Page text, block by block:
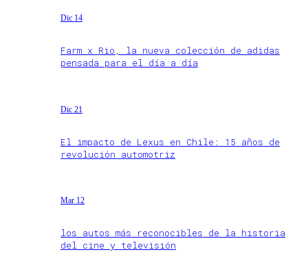
Dic 14
Farm x Rio, la nueva colección de adidas
pensada para el día a día
Dic 21
El impacto de Lexus en Chile: 15 años de
revolución automotriz
Mar 12
los autos más reconocibles de la historia
del cine y televisión